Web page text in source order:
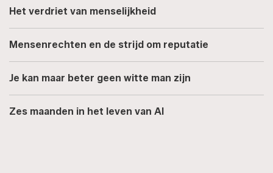
Het verdriet van menselijkheid
Mensenrechten en de strijd om reputatie
Je kan maar beter geen witte man zijn
Zes maanden in het leven van AI